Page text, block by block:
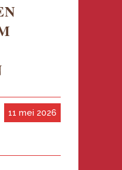
11 mei 2026